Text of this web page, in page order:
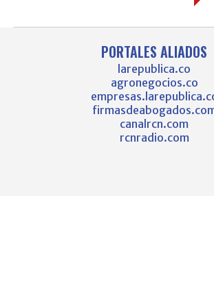
PORTALES ALIADOS
larepublica.co
agronegocios.co
canalrcn.com
rcnradio.com